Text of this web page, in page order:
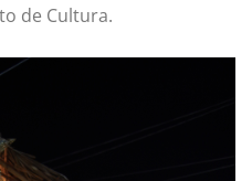
de Cultura.